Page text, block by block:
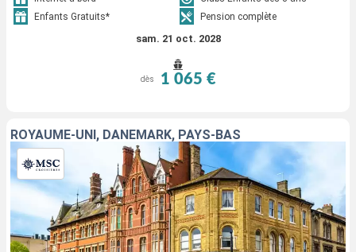
Enfants Gratuits*
Pension complète
sam. 21 oct. 2028
dès 1 065 €
ROYAUME-UNI, DANEMARK, PAYS-BAS